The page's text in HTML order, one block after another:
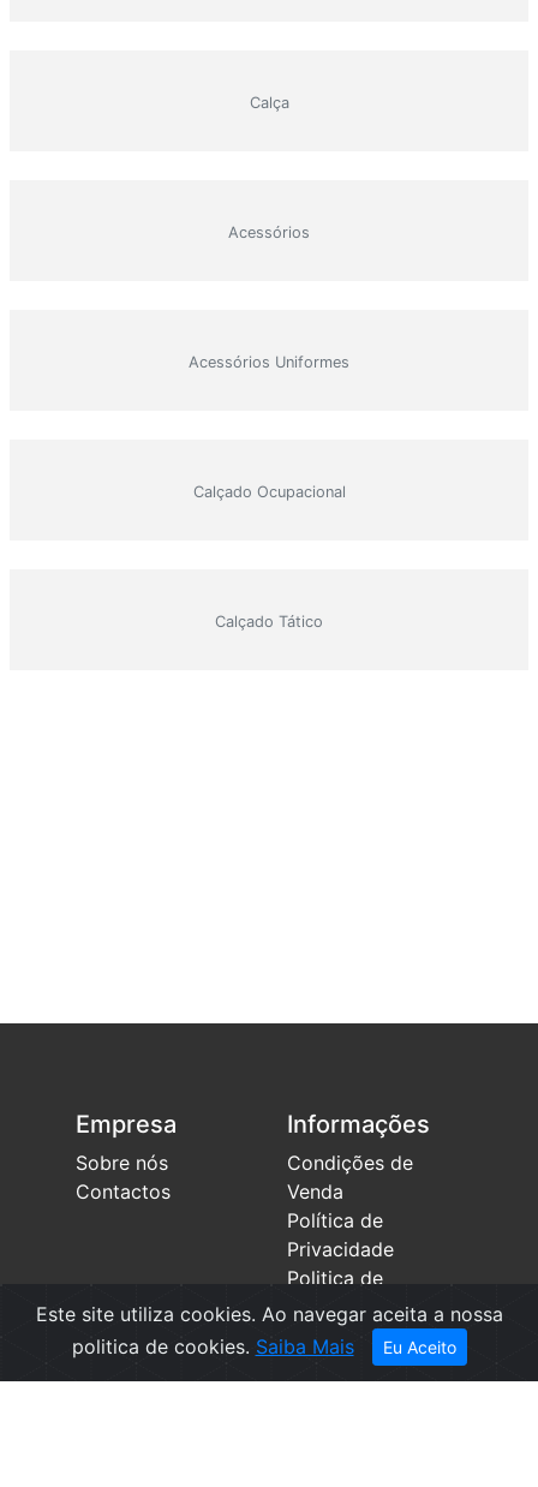
Calça
Acessórios
Acessórios Uniformes
Calçado Ocupacional
Calçado Tático
Este site utiliza cookies. Ao navegar aceita a nossa
politica de cookies. Saiba Mais Eu Aceito
Empresa
Sobre nós
Contactos
Informações
Condições de
Venda
Política de
Privacidade
Politica de
Cookies
Canal de
denúncias